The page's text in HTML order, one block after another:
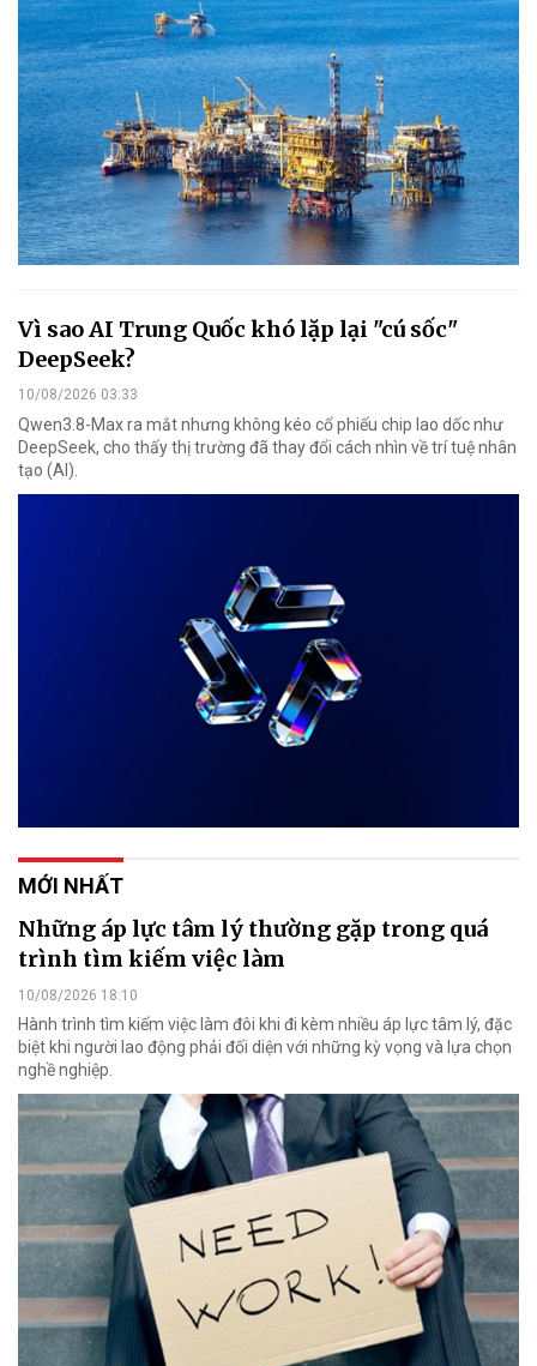
Vì sao AI Trung Quốc khó lặp lại "cú sốc"
DeepSeek?
10/08/2026 03:33
Qwen3.8-Max ra mắt nhưng không kéo cổ phiếu chip lao dốc như
DeepSeek, cho thấy thị trường đã thay đổi cách nhìn về trí tuệ nhân
tạo (AI).
MỚI NHẤT
Những áp lực tâm lý thường gặp trong quá
trình tìm kiếm việc làm
10/08/2026 18:10
Hành trình tìm kiếm việc làm đôi khi đi kèm nhiều áp lực tâm lý, đặc
biệt khi người lao động phải đối diện với những kỳ vọng và lựa chọn
nghề nghiệp.